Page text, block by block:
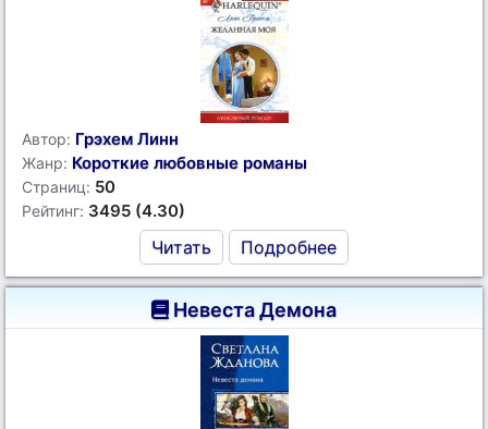
Автор: Грэхем Линн
Жанр: Короткие любовные романы
Страниц: 50
Рейтинг: 3495 (4.30)
Читать Подробнее
Невеста Демона